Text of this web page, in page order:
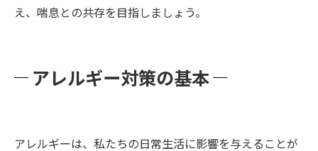
え、喘息との共存を目指しましょう。
アレルギー対策の基本
アレルギーは、私たちの日常生活に影響を与えることが